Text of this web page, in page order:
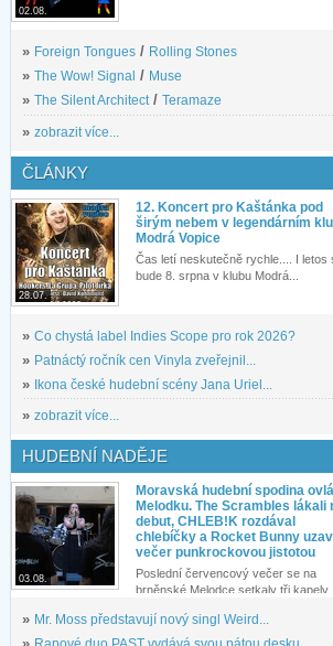
02.08.
» Foreign Tongues / Rolling Stones
» The Wow! Signal / Muse
» The Silent Architect/ Teramaze
» zobrazit více...
ČLÁNKY
28.07.
12. Koncert pro Kaštánka pod
širým nebem v legendárním
Modrá Vopice
Čas letí neskutečně rychle.... I letos
bude 8. srpna v klubu Modrá...
» Co chystá label Indies Scope pro rok 2026?
» Patnáctý ročník cen Vinyla zveřejnil...
» Ikona české hudební scény Jana Uriel...
» zobrazit více...
HUDEBNÍ NADĚJE
03.08.
Moravská hudební spodina
Melodku. The Scrambles lákali
debut, CHLEB!K rozdával
chlebíčky a Rocket Bunny
večer punkrockovou jistotou
Poslední červencový večer se na
brněnské Melodce setkaly tři kapely...
» Mr. Moss představují nový singl Weird...